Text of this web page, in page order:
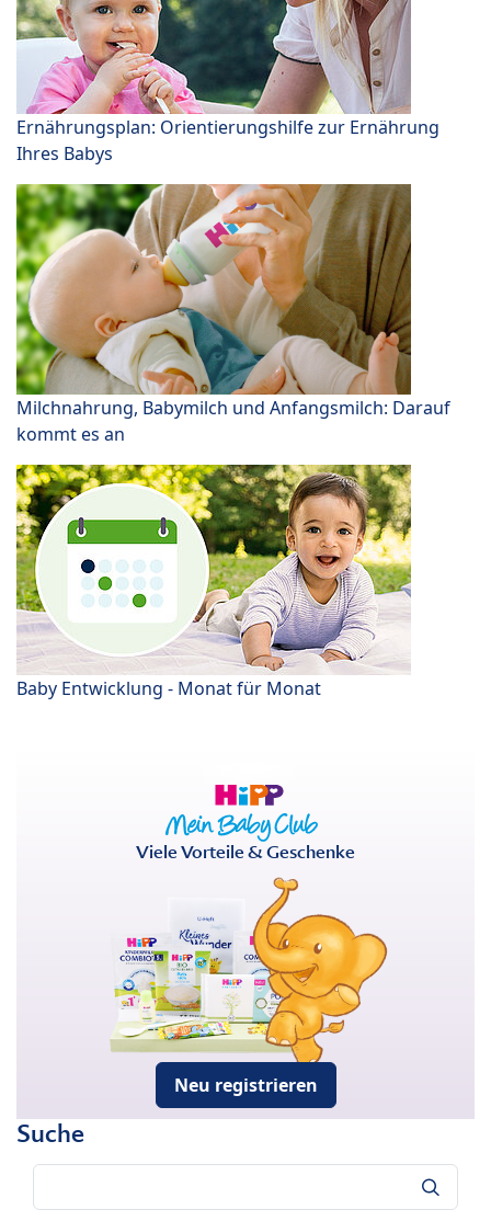
Ernährungsplan: Orientierungshilfe zur Ernährung
Ihres Babys
Milchnahrung, Babymilch und Anfangsmilch: Darauf
kommt es an
Baby Entwicklung - Monat für Monat
Viele Vorteile & Geschenke
Neu registrieren
Suche